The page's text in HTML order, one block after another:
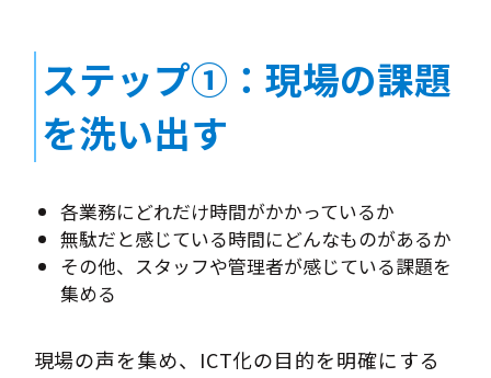
ステップ①：現場の課題
を洗い出す
各業務にどれだけ時間がかかっているか
無駄だと感じている時間にどんなものがあるか
その他、スタッフや管理者が感じている課題を
集める
現場の声を集め、ICT化の目的を明確にする